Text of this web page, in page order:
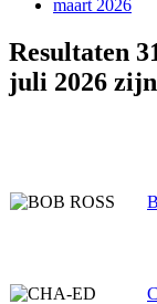
maart 2026
Resultaten
juli 2026